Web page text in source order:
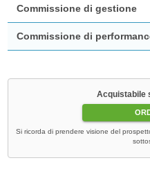
Commissione di gestione
Commissione di
Acquistabile
Si ricorda di prendere visione del